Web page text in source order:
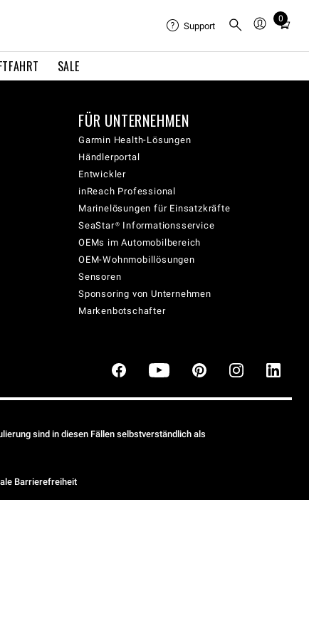
SALE
Support
0
Total
in
FÜR UNTERNEHMEN
Garmin Health-Lösungen
Händlerportal
Entwickler
inReach Professional
Marinelösungen für Einsatzkräfte
SeaStar® Informationsservice
OEMs im Automobilbereich
OEM-Wohnmobillösungen
Sensoren
Sponsoring von Unternehmen
Markenbotschafter
sind in diesen Fällen selbstverständlich als
Barrierefreiheit